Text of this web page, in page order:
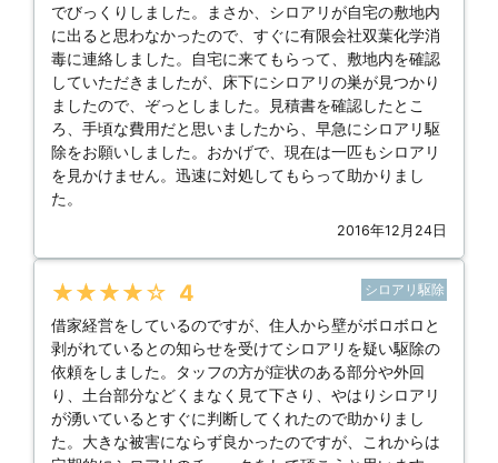
でびっくりしました。まさか、シロアリが自宅の敷地内
に出ると思わなかったので、すぐに有限会社双葉化学消
毒に連絡しました。自宅に来てもらって、敷地内を確認
していただきましたが、床下にシロアリの巣が見つかり
ましたので、ぞっとしました。見積書を確認したとこ
ろ、手頃な費用だと思いましたから、早急にシロアリ駆
除をお願いしました。おかげで、現在は一匹もシロアリ
を見かけません。迅速に対処してもらって助かりまし
た。
2016年12月24日
★★★★★ 4 シロアリ駆除
借家経営をしているのですが、住人から壁がボロボロと
剥がれているとの知らせを受けてシロアリを疑い駆除の
依頼をしました。タッフの方が症状のある部分や外回
り、土台部分などくまなく見て下さり、やはりシロアリ
が湧いているとすぐに判断してくれたので助かりまし
た。大きな被害にならず良かったのですが、これからは